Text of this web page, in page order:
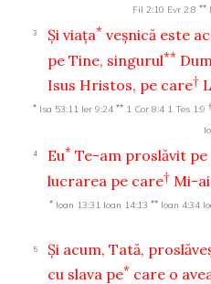
Fil 2:10 Evr 2:8 **
3 Şi viaţa* veşnică este
pe Tine, singurul**
Isus Hristos, pe care†
* Isa 53:11 Ier 9:24 ** 1 Cor 8:4 1 Tes 1:9 †
4 Eu* Te-am proslăvit
lucrarea pe care† Mi-
* Ioan 13:31 Ioan 14:13 ** Ioan 4:34
5
Şi acum, Tată,
cu slava pe* care o